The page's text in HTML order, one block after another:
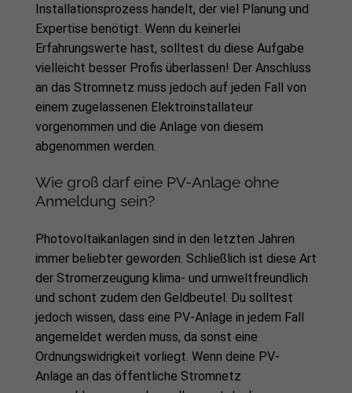
Installationsprozess handelt, der viel Planung und
Expertise benötigt. Wenn du keinerlei
Erfahrungswerte hast, solltest du diese Aufgabe
vielleicht besser Profis überlassen! Der Anschluss
an das Stromnetz muss jedoch auf jeden Fall von
einem zugelassenen Elektroinstallateur
vorgenommen und die Anlage von diesem
abgenommen werden.
Wie groß darf eine PV-Anlage ohne
Anmeldung sein?
Photovoltaikanlagen sind in den letzten Jahren
immer beliebter geworden. Schließlich ist diese Art
der Stromerzeugung klima- und umweltfreundlich
und schont zudem den Geldbeutel. Du solltest
jedoch wissen, dass eine PV-Anlage in jedem Fall
angemeldet werden muss, da sonst eine
Ordnungswidrigkeit vorliegt. Wenn deine PV-
Anlage an das öffentliche Stromnetz